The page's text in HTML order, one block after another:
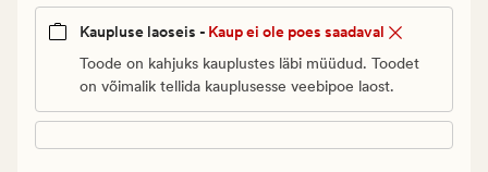
Kaupluse laoseis - Kaup ei ole poes saadaval
Toode on kahjuks kauplustes läbi müüdud. Toodet
on võimalik tellida kauplusesse veebipoe laost.